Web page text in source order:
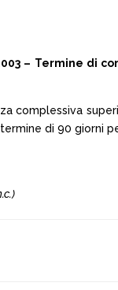
– Termine di
complessiva
di 90 giorni